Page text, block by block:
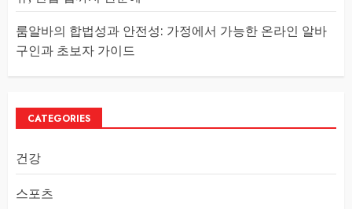
룸알바의 합법성과 안전성: 가정에서 가능한 온라인 알바
구인과 초보자 가이드
CATEGORIES
건강
스포츠